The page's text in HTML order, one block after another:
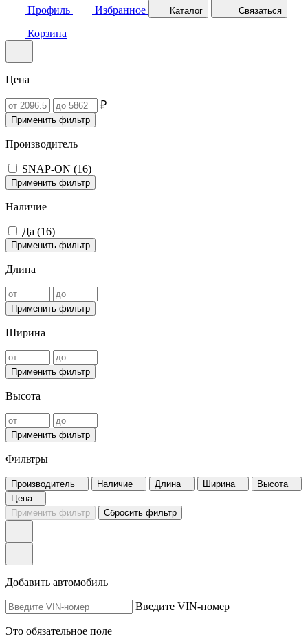
Профиль Избранное Каталог Связаться
Корзина
Цена
₽
Применить фильтр
Производитель
SNAP-ON (16)
Применить фильтр
Наличие
Да (16)
Применить фильтр
Длина
Применить фильтр
Ширина
Применить фильтр
Высота
Применить фильтр
Фильтры
Производитель Наличие Длина Ширина
Высота
Цена
Применить фильтр
Сбросить фильтр
Добавить автомобиль
Введите VIN-номер
Это обязательное поле